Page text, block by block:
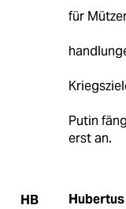
für
Putin
erst an.
HB